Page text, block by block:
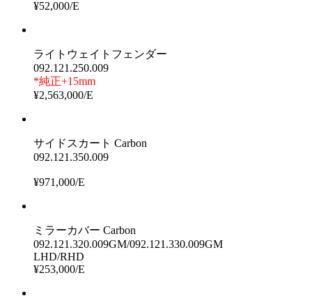
¥52,000/E
ライトウェイトフェンダー
092.121.250.009
*純正+15mm
¥2,563,000/E
サイドスカート Carbon
092.121.350.009
¥971,000/E
ミラーカバー Carbon
092.121.320.009GM/092.121.330.009GM
LHD/RHD
¥253,000/E